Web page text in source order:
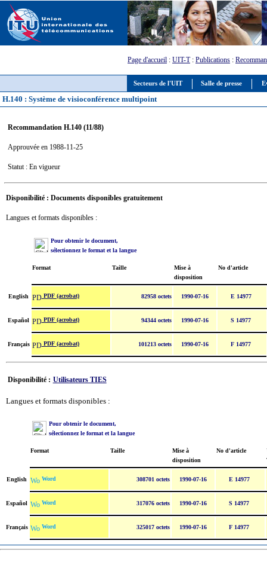
Secteurs de l'UIT Salle de presse
Page d'accueil : UIT-T: Publications :
H.140 : Système de visioconférence multipoint
Recommandation H.140 (11/88)
Approuvée en 1988-11-25
Statut : En vigueur
Disponibilité : Documents disponibles gratuitement
Langues et formats disponibles :
Pour obtenir le document,
sélectionnez le format et la langue
Format Taille
Mise à
disposition
No d'article
English PDF (acrobat) 82958 octets 1990-07-16 E 14977
Español PDF (acrobat) 94344 octets 1990-07-16 S 14977
Français PDF (acrobat) 101213 octets 1990-07-16 F 14977
Disponibilité : Utilisateurs TIES
Langues et formats disponibles :
Pour obtenir le document,
sélectionnez le format et la langue
Format Taille
Mise à
disposition
No d'article
English Word 308701 octets 1990-07-16 E 14977
Español Word 317076 octets 1990-07-16 S 14977
Français Word 325017 octets 1990-07-16 F 14977